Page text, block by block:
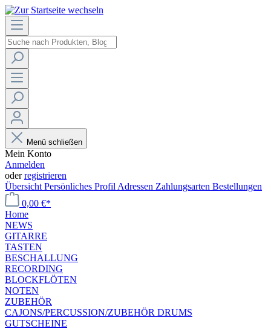
Menü schließen
Mein Konto
Anmelden
oderregistrieren
Übersicht Persönliches Profil Adressen Zahlungsarten Bestellungen
0,00 €*
Home
NEWS
GITARRE
TASTEN
BESCHALLUNG
RECORDING
BLOCKFLÖTEN
NOTEN
ZUBEHÖR
CAJONS/PERCUSSION/ZUBEHÖR DRUMS
GUTSCHEINE